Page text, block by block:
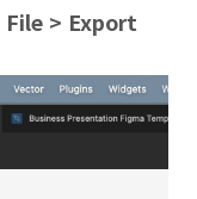
File > Export